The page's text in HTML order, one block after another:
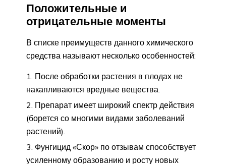
Положительные и
отрицательные моменты
В списке преимуществ данного химического
средства называют несколько особенностей:
После обработки растения в плодах не
накапливаются вредные вещества.
Препарат имеет широкий спектр действия
(борется со многими видами заболеваний
растений).
Фунгицид «Скор» по отзывам способствует
усиленному образованию и росту новых